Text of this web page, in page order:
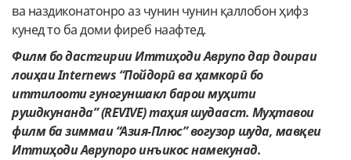
ва наздиконатонро аз чунин чунин қаллобон ҳифз
кунед то ба доми фиреб наафтед.
Филм бо дастгирии Иттиҳоди Аврупо дар доираи
лоиҳаи Internews “Пойдорӣ ва ҳамкорӣ бо
иттилооти гуногуншакл барои муҳити
рушдкунанда” (REVIVE) таҳия шудааст. Муҳтавои
филм ба зиммаи “Азия-Плюс” вогузор шуда, мавқеи
Иттиҳоди Аврупоро инъикос намекунад.